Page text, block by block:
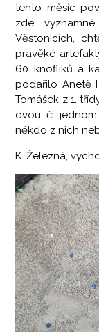
tento měsíc
zde
Věstonicích,
pravěké
60 knoflíků a
podařilo Anetě
Tomášek z 1.
dvou či
někdo z nich
K. Železná,